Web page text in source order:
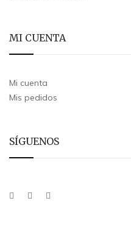
MI CUENTA
Mi cuenta
Mis pedidos
SÍGUENOS